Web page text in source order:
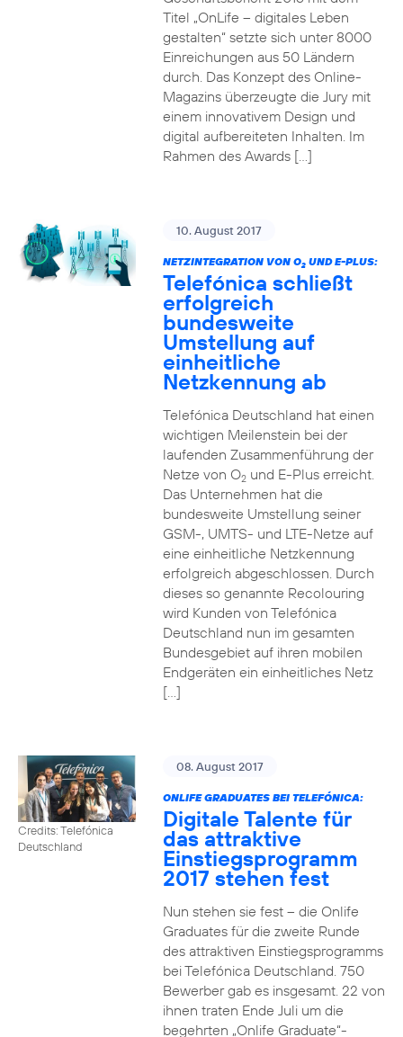
Titel „OnLife – digitales Leben
gestalten“ setzte sich unter 8000
Einreichungen aus 50 Ländern
durch. Das Konzept des Online-
Magazins überzeugte die Jury mit
einem innovativem Design und
digital aufbereiteten Inhalten. Im
Rahmen des Awards […]
10. August 2017
NETZINTEGRATION VON O2UND E-PLUS:
Telefónica schließt
erfolgreich
bundesweite
Umstellung auf
einheitliche
Netzkennung ab
Telefónica Deutschland hat einen
wichtigen Meilenstein bei der
laufenden Zusammenführung der
Netze von O2und E-Plus erreicht.
Das Unternehmen hat die
bundesweite Umstellung seiner
GSM-, UMTS- und LTE-Netze auf
eine einheitliche Netzkennung
erfolgreich abgeschlossen. Durch
dieses so genannte Recolouring
wird Kunden von Telefónica
Deutschland nun im gesamten
Bundesgebiet auf ihren mobilen
Endgeräten ein einheitliches Netz
[…]
Credits: Telefónica
Deutschland
08. August 2017
ONLIFE GRADUATES BEI TELEFÓNICA:
Digitale Talente für
das attraktive
Einstiegsprogramm
2017 stehen fest
Nun stehen sie fest – die Onlife
Graduates für die zweite Runde
des attraktiven Einstiegsprogramms
bei Telefónica Deutschland. 750
Bewerber gab es insgesamt. 22 von
ihnen traten Ende Juli um die
begehrten „Onlife Graduate“-